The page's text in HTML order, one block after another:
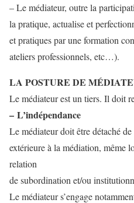
– Le médiateur, outre la
la pratique, actualise et
et pratiques par une formation
ateliers professionnels, etc…).
LA POSTURE DE
Le médiateur est un tiers. Il doit
– L’indépendance
Le médiateur doit être détaché
extérieure à la médiation, même
relation
de subordination et/ou
Le médiateur s’engage